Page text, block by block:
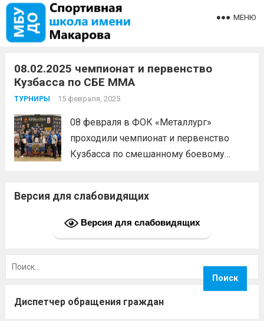
МЕНЮ
08.02.2025 чемпионат и первенство
Кузбасса по СБЕ ММА
ТУРНИРЫ 15 февраля, 2025
08 февраля в ФОК «Металлург»
проходили чемпионат и первенство
Кузбасса по смешанному боевому
Даниил (тренеры Марченко Ю.А.,
Панаков А.Д., Веселкин К.В.), Ковыляев
Вячеслав, Ананин Андрей, Скрипов
Версия для слабовидящих
Версия для слабовидящих
Диспетчер обращения граждан